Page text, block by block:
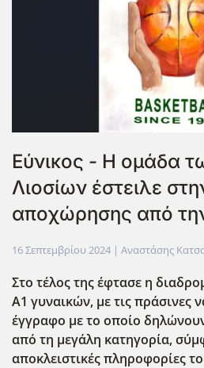
Εύνικος - Η ομάδα
Λιοσίων έστειλε
αποχώρησης από
16 Σεπτεμβρίου 2024 | Αναστάσης
Στο τέλος της έφτασε η
Α1 γυναικών, με τις πράσινες
έγγραφο με το οποίο
από τη μεγάλη κατηγορία,
αποκλειστικές πληροφορίες